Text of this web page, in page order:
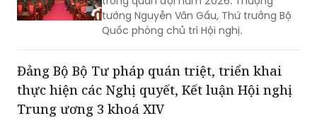
tướng Nguyễn Văn Gấu, Thứ trưởng Bộ
Quốc phòng chủ trì Hội nghị.
Đảng Bộ Bộ Tư pháp quán triệt, triển khai
thực hiện các Nghị quyết, Kết luận Hội nghị
Trung ương 3 khoá XIV